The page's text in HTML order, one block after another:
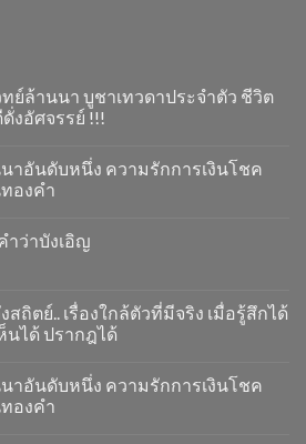
ย์ล้านนา บูชาเทวดาประจำตัว ชีวิต
งอัศจรรย์ !!!
นาอันดับหนึ่ง ความรักการเงินโชค
องคำ
ำว่าบังเอิญ
สถิตย์.. เรื่องใกล้ตัวที่มีจริง เมื่อรู้สึกได้
นได้ ปรากฎได้
นาอันดับหนึ่ง ความรักการเงินโชค
องคำ